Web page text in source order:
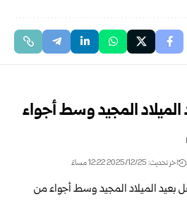
الميلاد المجيد وسط أجواء
اخر تحديث: 2025/12/25 12:22 مساءً